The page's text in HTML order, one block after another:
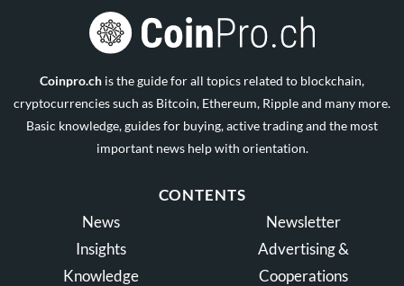
Coinpro.ch is the guide for all topics related to blockchain,
cryptocurrencies such as Bitcoin, Ethereum, Ripple and many more.
Basic knowledge, guides for buying, active trading and the most
important news help with orientation.
CONTENTS
News
Insights
Knowledge
Newsletter
Advertising &
Cooperations